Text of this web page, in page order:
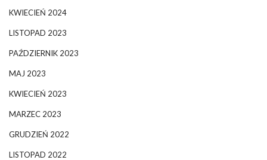
KWIECIEŃ 2024
LISTOPAD 2023
PAŹDZIERNIK 2023
MAJ 2023
KWIECIEŃ 2023
MARZEC 2023
GRUDZIEŃ 2022
LISTOPAD 2022